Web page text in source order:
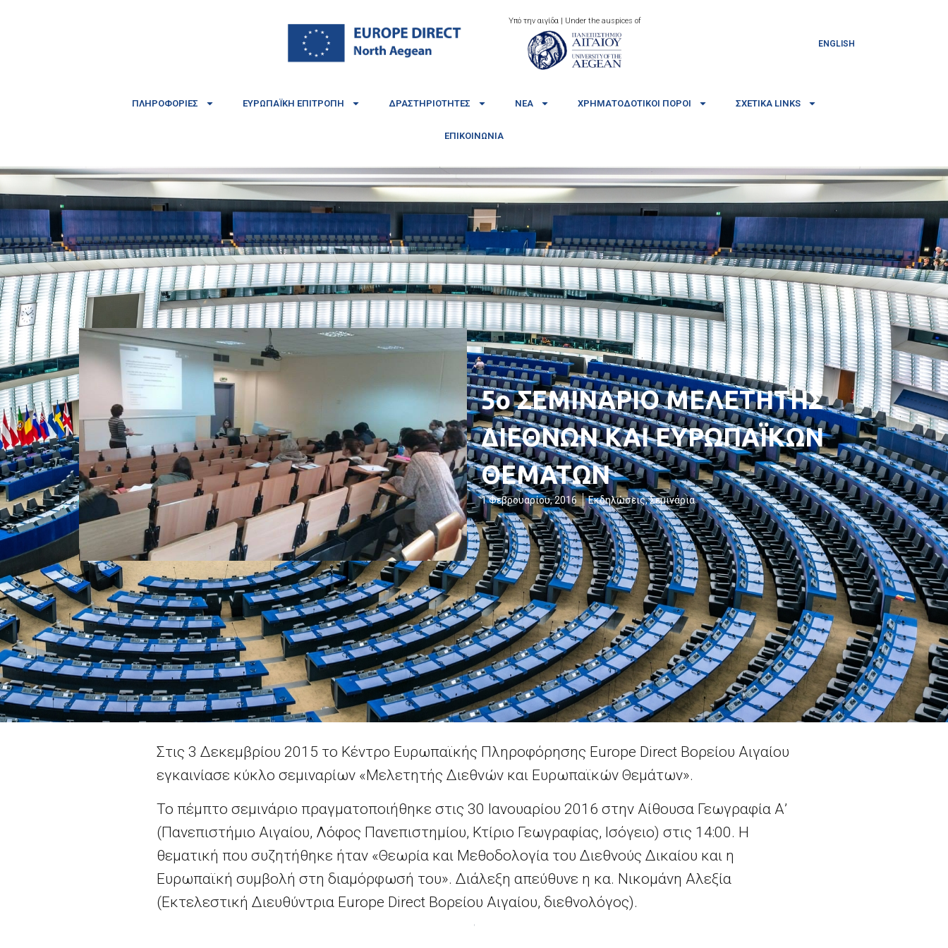
Υπό την αιγίδα | Under the auspices of
ENGLISH
ΠΛΗΡΟΦΟΡΊΕΣ ΕΥΡΩΠΑΪΚΉ ΕΠΙΤΡΟΠΉ ΔΡΑΣΤΗΡΙΌΤΗΤΕΣ ΝΈΑ ΧΡΗΜΑΤΟΔΟΤΙΚΟΊ ΠΌΡΟΙ ΣΧΕΤΙΚΆ LINKS
ΕΠΙΚΟΙΝΩΝΊΑ
5ο ΣΕΜΙΝΑΡΙΟ ΜΕΛΕΤΗΤΗΣ
ΔΙΕΘΝΩΝ ΚΑΙ ΕΥΡΩΠΑΪΚΩΝ
ΘΕΜΑΤΩΝ
1 Φεβρουαρίου, 2016 Εκδηλώσεις,Σεμινάρια
Στις 3 Δεκεμβρίου 2015 το Κέντρο Ευρωπαϊκής Πληροφόρησης Europe Direct Βορείου Αιγαίου
εγκαινίασε κύκλο σεμιναρίων «Μελετητής Διεθνών και Ευρωπαϊκών Θεμάτων».
Το πέμπτο σεμινάριο πραγματοποιήθηκε στις 30 Ιανουαρίου 2016 στην Αίθουσα Γεωγραφία Α’
(Πανεπιστήμιο Αιγαίου, Λόφος Πανεπιστημίου, Κτίριο Γεωγραφίας, Ισόγειο) στις 14:00. Η
θεματική που συζητήθηκε ήταν «Θεωρία και Μεθοδολογία του Διεθνούς Δικαίου και η
Ευρωπαϊκή συμβολή στη διαμόρφωσή του». Διάλεξη απεύθυνε η κα. Νικομάνη Αλεξία
(Εκτελεστική Διευθύντρια Europe Direct Βορείου Αιγαίου, διεθνολόγος).